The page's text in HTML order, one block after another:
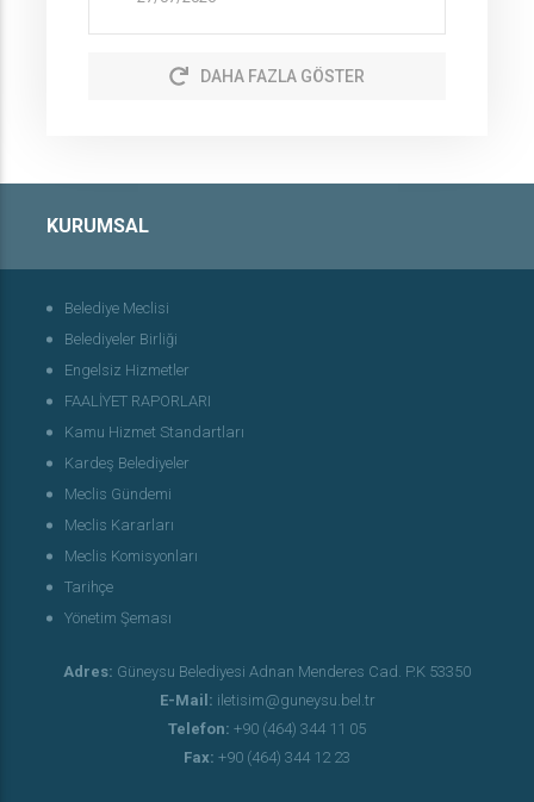
DAHA FAZLA GÖSTER
KURUMSAL
Belediye Meclisi
Belediyeler Birliği
Engelsiz Hizmetler
FAALİYET RAPORLARI
Kamu Hizmet Standartları
Kardeş Belediyeler
Meclis Gündemi
Meclis Kararları
Meclis Komisyonları
Tarihçe
Yönetim Şeması
Adres: Güneysu Belediyesi Adnan Menderes Cad. P.K 53350
E-Mail: iletisim@guneysu.bel.tr
Telefon: +90 (464) 344 11 05
Fax: +90 (464) 344 12 23